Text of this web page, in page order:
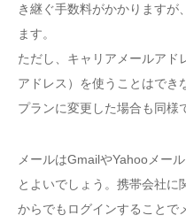
き継ぐ手数料がかかりますが
ます。
ただし、キャリアメールアド
アドレス）を使うことはでき
プランに変更した場合も同様
メールはGmailやYahooメー
とよいでしょう。携帯会社に
からでもログインすることで